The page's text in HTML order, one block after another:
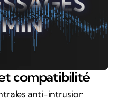
compatibilité
anti-intrusion